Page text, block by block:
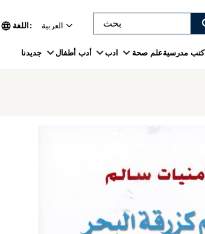
اللغة
جديدنا أدب أطفال ادب علم صحةكتب مدرسية